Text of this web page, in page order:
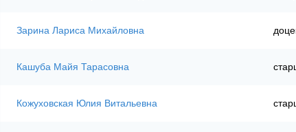
Зарина Лариса Михайловна
Кашуба Майя Тарасовна
Кожуховская Юлия Витальевна